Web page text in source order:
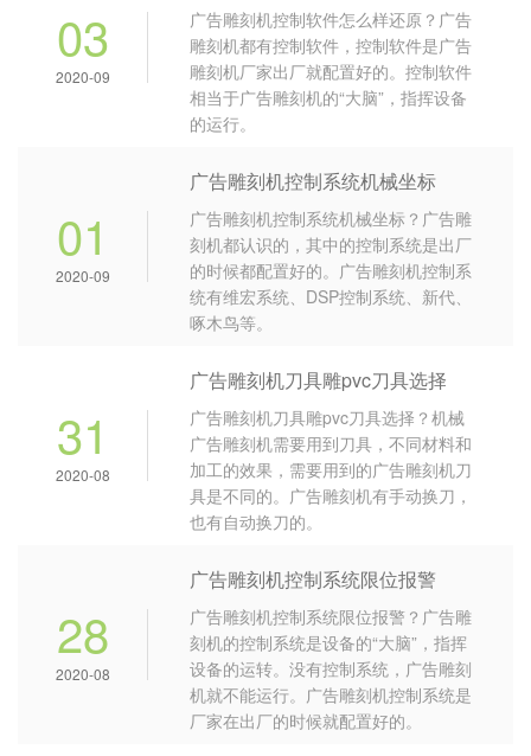
03
2020-09
广告雕刻机控制软件怎么样还原？广告
雕刻机都有控制软件，控制软件是广告
雕刻机厂家出厂就配置好的。控制软件
相当于广告雕刻机的“大脑”，指挥设备
的运行。
01
2020-09
广告雕刻机控制系统机械坐标
广告雕刻机控制系统机械坐标？广告雕
刻机都认识的，其中的控制系统是出厂
的时候都配置好的。广告雕刻机控制系
统有维宏系统、DSP控制系统、新代、
啄木鸟等。
31
2020-08
广告雕刻机刀具雕pvc刀具选择
广告雕刻机刀具雕pvc刀具选择？机械
广告雕刻机需要用到刀具，不同材料和
加工的效果，需要用到的广告雕刻机刀
具是不同的。广告雕刻机有手动换刀，
也有自动换刀的。
28
2020-08
广告雕刻机控制系统限位报警
广告雕刻机控制系统限位报警？广告雕
刻机的控制系统是设备的“大脑”，指挥
设备的运转。没有控制系统，广告雕刻
机就不能运行。广告雕刻机控制系统是
厂家在出厂的时候就配置好的。